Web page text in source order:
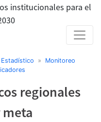
institucionales para el
» Monitoreo
regionales
meta